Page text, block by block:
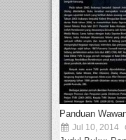
Panduan
Jul 10, 2014